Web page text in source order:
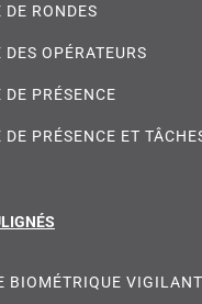
RONDES
OPÉRATEURS
PRÉSENCE
PRÉSENCE ET
BIOMÉTRIQUE VIGILANT